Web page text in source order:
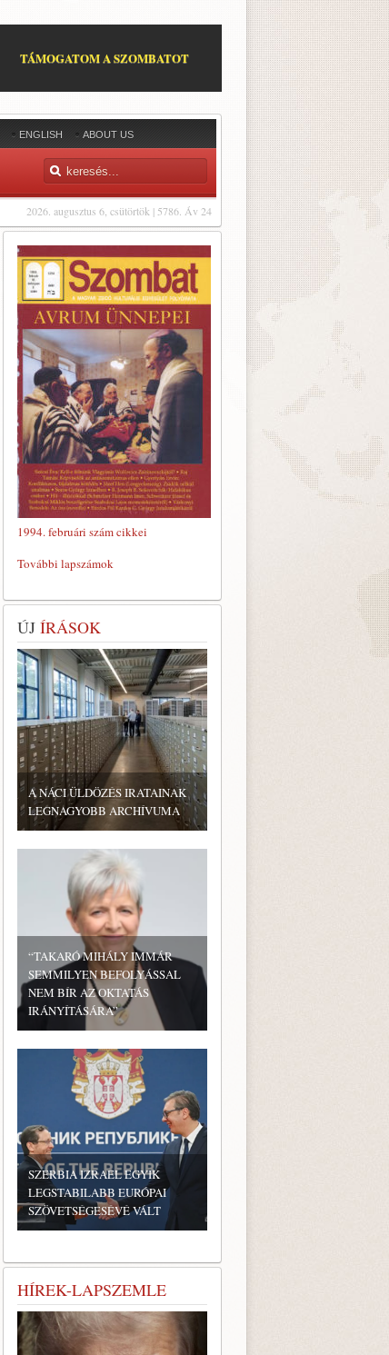
TÁMOGATOM A SZOMBATOT
ENGLISH ABOUT US
2026. augusztus 6, csütörtök | 5786. Áv 24
1994. februári szám cikkei
További lapszámok
ÚJ ÍRÁSOK
A NÁCI ÜLDÖZÉS IRATAINAK
LEGNAGYOBB ARCHÍVUMA
“TAKARÓ MIHÁLY IMMÁR
SEMMILYEN BEFOLYÁSSAL
NEM BÍR AZ OKTATÁS
IRÁNYÍTÁSÁRA”
SZERBIA IZRAEL EGYIK
LEGSTABILABB EURÓPAI
SZÖVETSÉGESÉVÉ VÁLT
HÍREK-LAPSZEMLE